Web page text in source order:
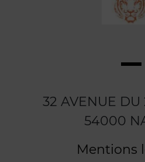
32 AVENUE DU
54000
Mentions